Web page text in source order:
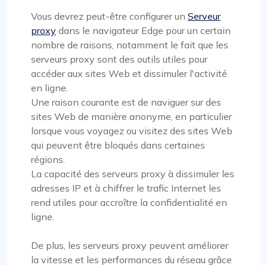
Vous devrez peut-être configurer un Serveur
proxy dans le navigateur Edge pour un certain
nombre de raisons, notamment le fait que les
serveurs proxy sont des outils utiles pour
accéder aux sites Web et dissimuler l'activité
en ligne.
Une raison courante est de naviguer sur des
sites Web de manière anonyme, en particulier
lorsque vous voyagez ou visitez des sites Web
qui peuvent être bloqués dans certaines
régions.
La capacité des serveurs proxy à dissimuler les
adresses IP et à chiffrer le trafic Internet les
rend utiles pour accroître la confidentialité en
ligne.
De plus, les serveurs proxy peuvent améliorer
la vitesse et les performances du réseau grâce